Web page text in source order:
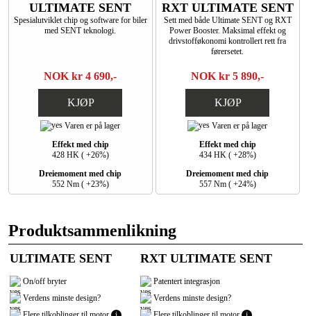
ULTIMATE SENT
Spesialutviklet chip og software for biler
med SENT teknologi.
NOK kr 4 690,-
KJØP
Varen er på lager
Effekt med chip
428 HK ( +26%)
Dreiemoment med chip
552 Nm ( +23%)
RXT ULTIMATE SENT
Sett med både Ultimate SENT og RXT
Power Booster. Maksimal effekt og
drivstofføkonomi kontrollert rett fra
førersetet.
NOK kr 5 890,-
KJØP
Varen er på lager
Effekt med chip
434 HK ( +28%)
Dreiemoment med chip
557 Nm ( +24%)
Produktsammenlikning
ULTIMATE SENT
On/off bryter
Verdens minste design?
RXT ULTIMATE SENT
Patentert integrasjon
Verdens minste design?